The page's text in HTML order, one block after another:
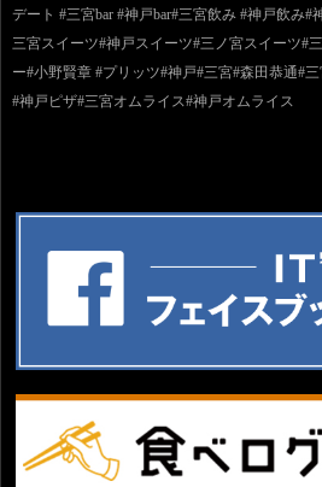
デート #三宮bar #神戸bar#三宮飲み #神戸飲み#
三宮スイーツ#神戸スイーツ#三ノ宮スイーツ#
ー#小野賢章 #プリッツ#神戸#三宮#森田恭通#
#神戸ピザ#三宮オムライス#神戸オムライス